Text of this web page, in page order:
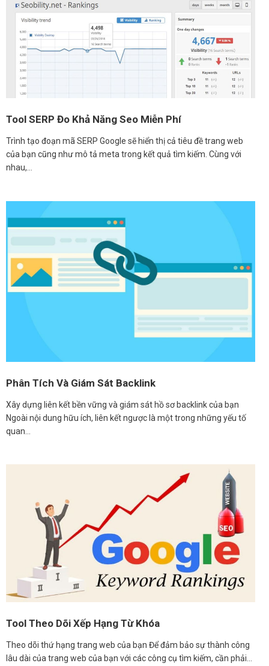
Tool SERP Đo Khả Năng Seo Miễn Phí
Trình tạo đoạn mã SERP Google sẽ hiển thị cả tiêu đề trang web
của bạn cũng như mô tả meta trong kết quả tìm kiếm. Cùng với
nhau,…
Phân Tích Và Giám Sát Backlink
Xây dựng liên kết bền vững và giám sát hồ sơ backlink của bạn
Ngoài nội dung hữu ích, liên kết ngược là một trong những yếu tố
quan…
Tool Theo Dõi Xếp Hạng Từ Khóa
Theo dõi thứ hạng trang web của bạn Để đảm bảo sự thành công
lâu dài của trang web của bạn với các công cụ tìm kiếm, cần phải…